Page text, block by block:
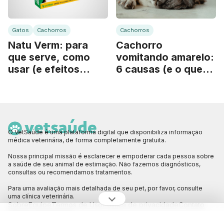
Gatos Cachorros
Natu Verm: para
que serve, como
usar (e efeitos
Cachorros
Cachorro
vomitando amarelo:
6 causas (e o que
O VetSaúde é uma plataforma digital que disponibiliza informação
médica veterinária, de forma completamente gratuita.
Nossa principal missão é esclarecer e empoderar cada pessoa sobre
a saúde de seu animal de estimação. Não fazemos diagnósticos,
consultas ou recomendamos tratamentos.
Para uma avaliação mais detalhada de seu pet, por favor, consulte
uma clínica veterinária.
SobreEquipeTermos de UsoPolítica de privacidadeContato